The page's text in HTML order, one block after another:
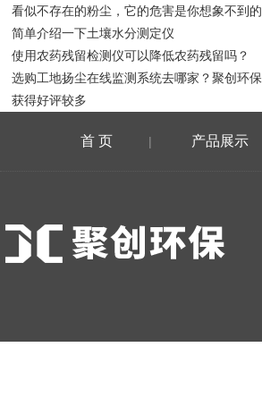
看似不存在的粉尘，它的危害是你想象不到的
简单介绍一下土壤水分测定仪
使用农药残留检测仪可以降低农药残留吗？
选购工地扬尘在线监测系统去哪家？聚创环保
获得好评较多
首 页 | 产品展示